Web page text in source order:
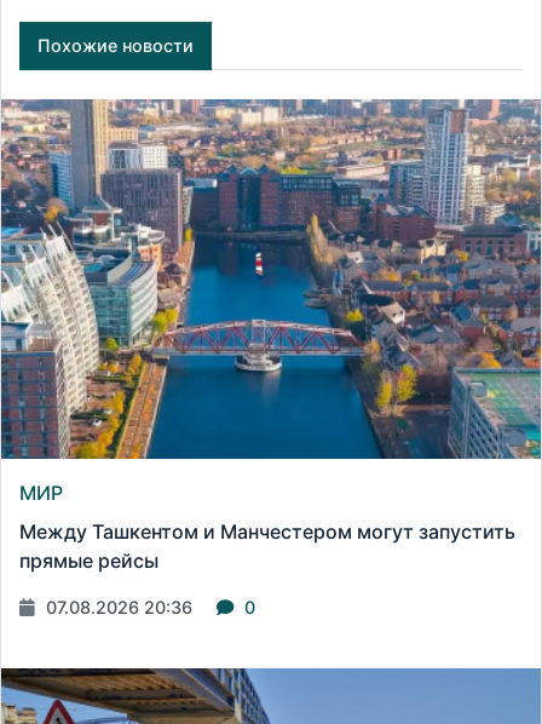
Похожие новости
МИР
Между Ташкентом и Манчестером могут запустить
прямые рейсы
07.08.2026 20:36 0